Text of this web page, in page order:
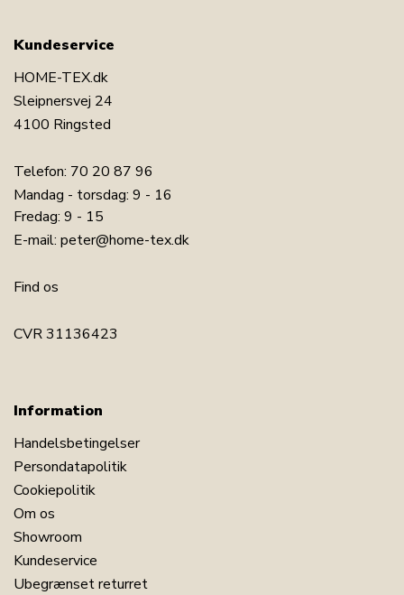
Kundeservice
HOME-TEX.dk
Sleipnersvej 24
4100 Ringsted
Telefon: 70 20 87 96
Mandag - torsdag: 9 - 16
Fredag: 9 - 15
E-mail: peter@home-tex.dk
Find os
CVR 31136423
Information
Handelsbetingelser
Persondatapolitik
Cookiepolitik
Om os
Showroom
Kundeservice
Ubegrænset returret